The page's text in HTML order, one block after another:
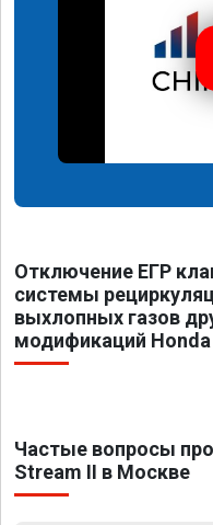
Отключение ЕГР
системы
выхлопных газов
модификаций
Частые вопросы
Stream II в Москве